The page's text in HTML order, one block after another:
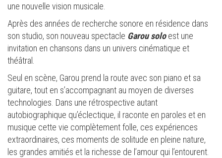
une nouvelle vision musicale.
Après des années de recherche sonore en résidence dans
son studio, son nouveau spectacle Garou soloest une
invitation en chansons dans un univers cinématique et
théâtral.
Seul en scène, Garou prend la route avec son piano et sa
guitare, tout en s’accompagnant au moyen de diverses
technologies. Dans une rétrospective autant
autobiographique qu’éclectique, il raconte en paroles et en
musique cette vie complètement folle, ces expériences
extraordinaires, ces moments de solitude en pleine nature,
les grandes amitiés et la richesse de l’amour qui l’entourent.